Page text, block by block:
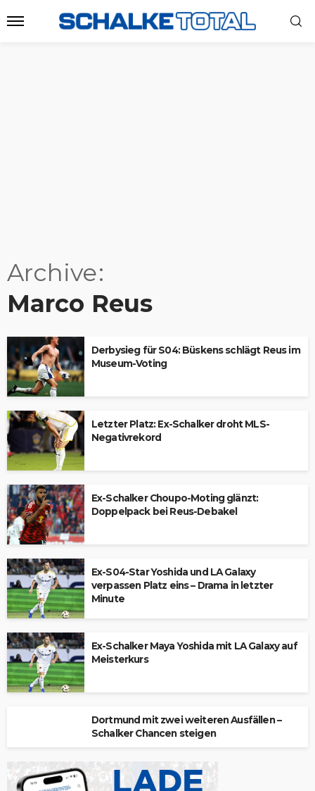
Archive
Marco Reus
Derbysieg für S04: Büskens schlägt Reus im
Museum-Voting
Letzter Platz: Ex-Schalker droht MLS-
Negativrekord
Ex-Schalker Choupo-Moting glänzt:
Doppelpack bei Reus-Debakel
Ex-S04-Star Yoshida und LA Galaxy
verpassen Platz eins – Drama in letzter
Minute
Ex-Schalker Maya Yoshida mit LA Galaxy auf
Meisterkurs
Dortmund mit zwei weiteren Ausfällen –
Schalker Chancen steigen